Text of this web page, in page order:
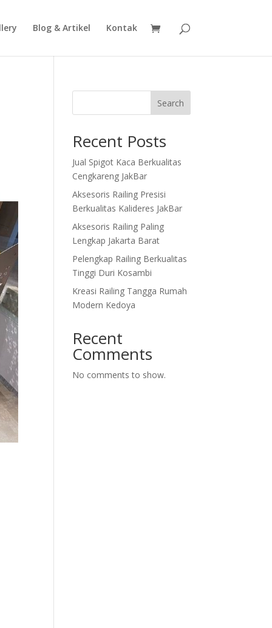
Blog & Artikel Kontak
Search
Recent Posts
Jual Spigot Kaca Berkualitas
Cengkareng JakBar
Aksesoris Railing Presisi
Berkualitas Kalideres JakBar
Aksesoris Railing Paling
Lengkap Jakarta Barat
Pelengkap Railing Berkualitas
Tinggi Duri Kosambi
Kreasi Railing Tangga Rumah
Modern Kedoya
Recent
Comments
No comments to show.